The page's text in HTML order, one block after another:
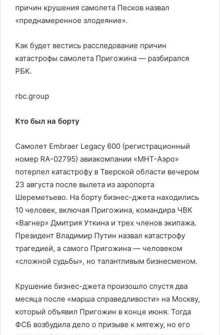
причин крушения самолета Песков назвал
«преднамеренное злодеяние».
Как будет вестись расследование причин
катастрофы самолета Пригожина — разбирался
РБК.
rbc.group
Кто был на борту
Самолет Embraer Legacy 600 (регистрационный
номер RA-02795) авиакомпании «МНТ-Аэро»
потерпел катастрофу в Тверской области вечером
23 августа после вылета из аэропорта
Шереметьево. На борту бизнес-джета находились
10 человек, включая Пригожина, командира ЧВК
«Вагнер» Дмитрия Уткина и трех членов экипажа.
Президент Владимир Путин назвал катастрофу
трагедией, а самого Пригожина — человеком
«сложной судьбы», но талантливым бизнесменом.
Крушение бизнес-джета произошло спустя два
месяца после «марша справедливости» на Москву,
который объявил Пригожин в конце июня. Тогда
ФСБ возбудила дело о призыве к мятежу, но его